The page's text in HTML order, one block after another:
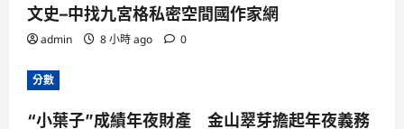
文史–中找九宮格私密空間國作家網
admin 8 小時 ago 0
分數
“小葉子”成績年夜財產 金山翠芽擔起年夜義務